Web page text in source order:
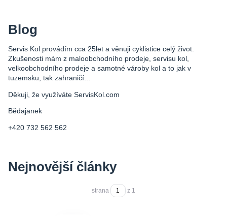
Blog
Servis Kol provádím cca 25let a věnuji cyklistice celý život.
Zkušenosti mám z maloobchodního prodeje, servisu kol,
velkoobchodního prodeje a samotné vároby kol a to jak v
tuzemsku, tak zahraničí...
Děkuji, že využíváte ServisKol.com
Bědajanek
+420 732 562 562
Nejnovější články
strana z 1